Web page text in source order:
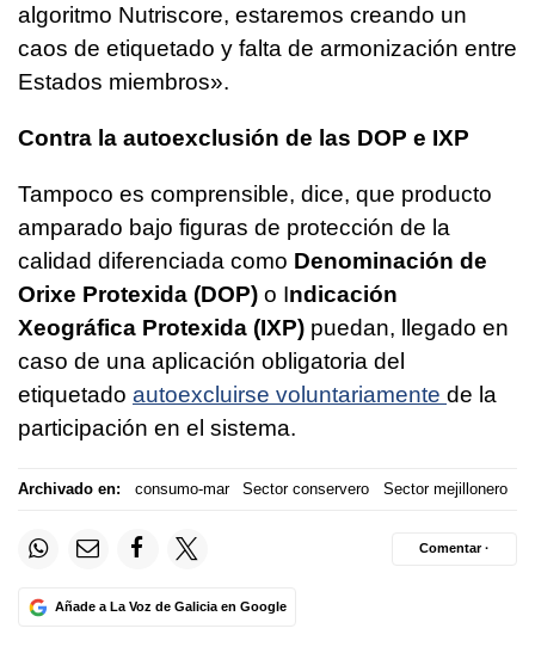
algoritmo Nutriscore, estaremos creando un
caos de etiquetado y falta de armonización entre
Estados miembros».
Contra la autoexclusión de las DOP e IXP
Tampoco es comprensible, dice, que producto
amparado bajo figuras de protección de la
calidad diferenciada como Denominación de
Orixe Protexida (DOP) o Indicación
Xeográfica Protexida (IXP) puedan, llegado en
caso de una aplicación obligatoria del
etiquetado autoexcluirse voluntariamente de la
participación en el sistema.
Archivado en: consumo-mar Sector conservero Sector mejillonero
Añade a La Voz de Galicia en Google
Comentar ·